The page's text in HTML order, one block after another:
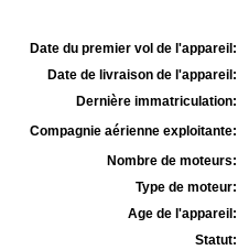
Date du premier vol de l'appareil:
Date de livraison de l'appareil:
Dernière immatriculation:
Compagnie aérienne exploitante:
Nombre de moteurs:
Type de moteur:
Age de l'appareil:
Statut: